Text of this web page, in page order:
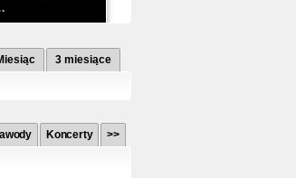
3 miesiące
Koncerty >>